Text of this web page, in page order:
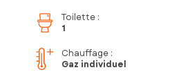
Toilette :
1
Chauffage :
Gaz individuel